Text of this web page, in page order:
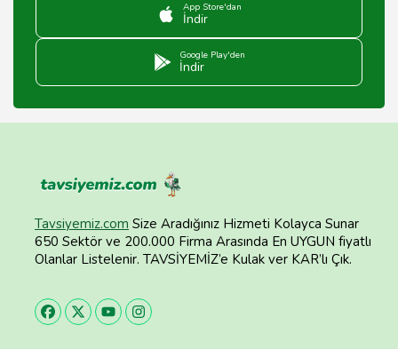
App Store'dan
İndir
Google Play'den
İndir
Tavsiyemiz.com Size Aradığınız Hizmeti Kolayca Sunar
650 Sektör ve 200.000 Firma Arasında En UYGUN fiyatlı
Olanlar Listelenir. TAVSİYEMİZ’e Kulak ver KAR’lı Çık.